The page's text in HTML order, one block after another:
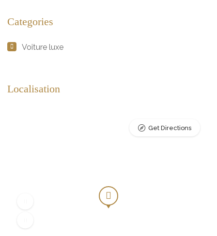
Categories
Voiture luxe
Localisation
Get Directions